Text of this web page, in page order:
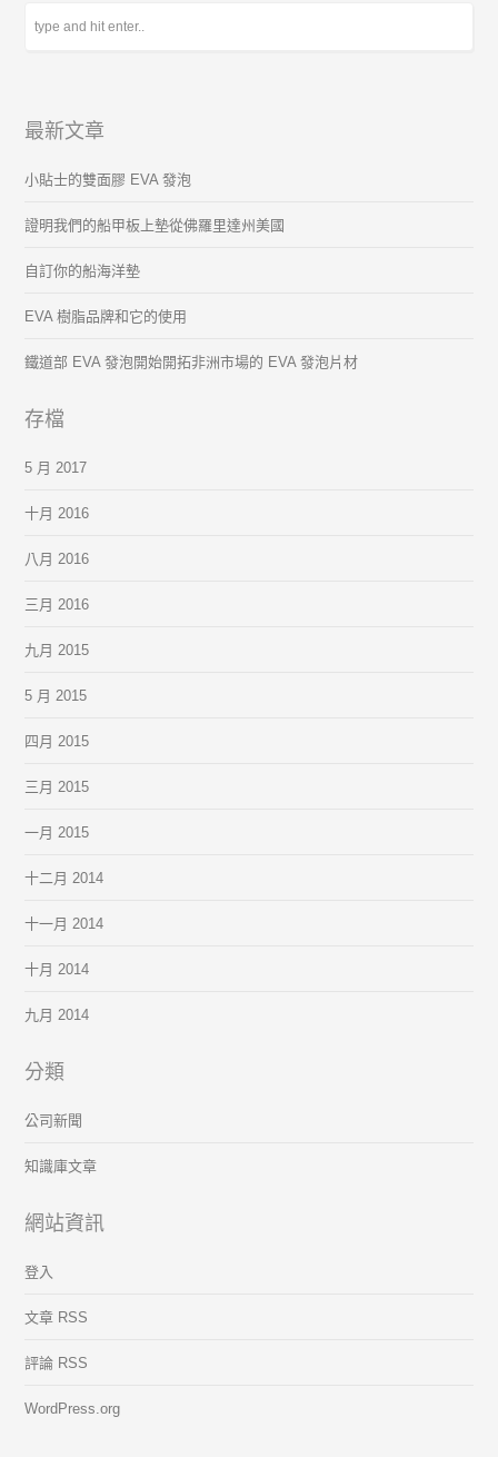
最新文章
小貼士的雙面膠 EVA 發泡
證明我們的船甲板上墊從佛羅里達州美國
自訂你的船海洋墊
EVA 樹脂品牌和它的使用
鐵道部 EVA 發泡開始開拓非洲市場的 EVA 發泡片材
存檔
5 月 2017
十月 2016
八月 2016
三月 2016
九月 2015
5 月 2015
四月 2015
三月 2015
一月 2015
十二月 2014
十一月 2014
十月 2014
九月 2014
分類
公司新聞
知識庫文章
網站資訊
登入
文章 RSS
評論 RSS
WordPress.org